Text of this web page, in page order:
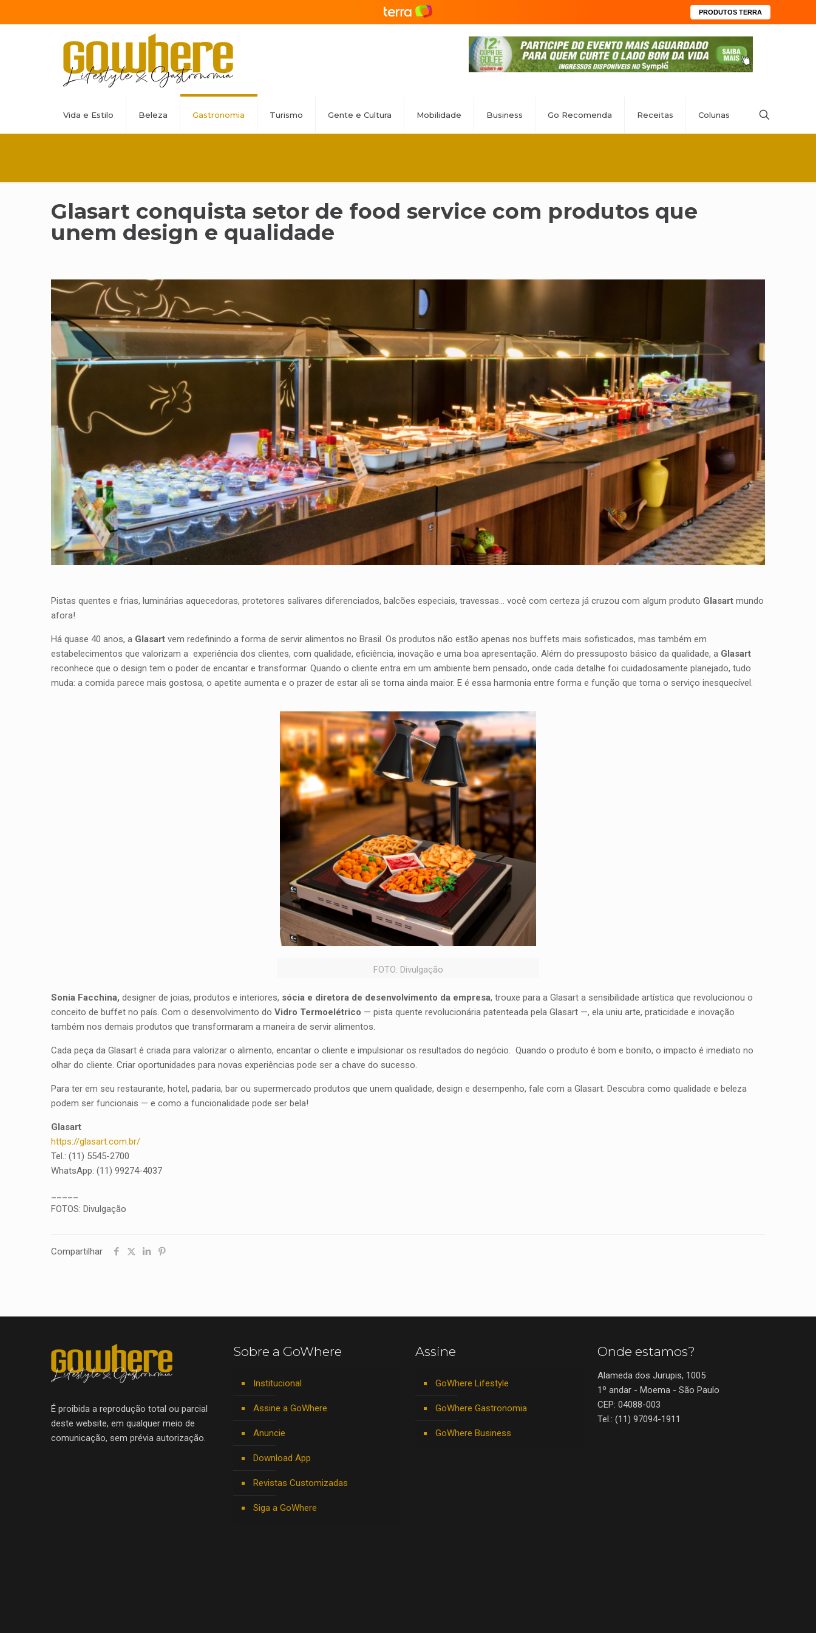
PRODUTOS TERRA
Vida e Estilo Beleza Gastronomia Turismo Gente e Cultura Mobilidade Business Go Recomenda Receitas Colunas
Glasart conquista setor de food service com produtos que
unem design e qualidade
Pistas quentes e frias, luminárias aquecedoras, protetores salivares diferenciados, balcões especiais, travessas… você com certeza já cruzou com algum produto Glasart mundo
afora!
Há quase 40 anos, a Glasart vem redefinindo a forma de servir alimentos no Brasil. Os produtos não estão apenas nos buffets mais sofisticados, mas também em
estabelecimentos que valorizam a experiência dos clientes, com qualidade, eficiência, inovação e uma boa apresentação. Além do pressuposto básico da qualidade, a Glasart
reconhece que o design tem o poder de encantar e transformar. Quando o cliente entra em um ambiente bem pensado, onde cada detalhe foi cuidadosamente planejado, tudo
muda: a comida parece mais gostosa, o apetite aumenta e o prazer de estar ali se torna ainda maior. E é essa harmonia entre forma e função que torna o serviço inesquecível.
FOTO: Divulgação
Sonia Facchina, designer de joias, produtos e interiores, sócia e diretora de desenvolvimento da empresa, trouxe para a Glasart a sensibilidade artística que revolucionou o
conceito de buffet no país. Com o desenvolvimento do Vidro Termoelétrico — pista quente revolucionária patenteada pela Glasart —, ela uniu arte, praticidade e inovação
também nos demais produtos que transformaram a maneira de servir alimentos.
Cada peça da Glasart é criada para valorizar o alimento, encantar o cliente e impulsionar os resultados do negócio. Quando o produto é bom e bonito, o impacto é imediato no
olhar do cliente. Criar oportunidades para novas experiências pode ser a chave do sucesso.
Para ter em seu restaurante, hotel, padaria, bar ou supermercado produtos que unem qualidade, design e desempenho, fale com a Glasart. Descubra como qualidade e beleza
podem ser funcionais — e como a funcionalidade pode ser bela!
Glasart
https://glasart.com.br/
Tel.: (11) 5545-2700
WhatsApp: (11) 99274-4037
FOTOS: Divulgação
Compartilhar
É proibida a reprodução total ou parcial
deste website, em qualquer meio de
comunicação, sem prévia autorização.
Sobre a GoWhere
Institucional
Assine a GoWhere
Anuncie
Download App
Revistas Customizadas
Siga a GoWhere
Assine
GoWhere Lifestyle
GoWhere Gastronomia
GoWhere Business
Onde estamos?
Alameda dos Jurupis, 1005
1º andar - Moema - São Paulo
CEP: 04088-003
Tel.: (11) 97094-1911